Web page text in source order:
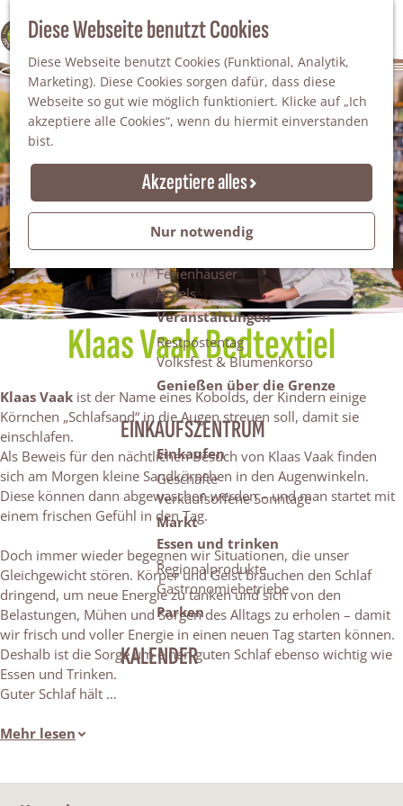
Diese Webseite benutzt Cookies
Diese Webseite benutzt Cookies (Funktional, Analytik,
Marketing). Diese Cookies sorgen dafür, dass diese
Webseite so gut wie möglich funktioniert. Klicke auf „Ich
akzeptiere alle Cookies“, wenn du hiermit einverstanden
bist.
Akzeptiere alles
Nur notwendig
100% WINTERSWIJK
S
u
c
h
e
n
M
e
n
ü
Da staunt man!
Freiheitsbäume
Natur
Naturgebiete
Nationaler Landschaftspark Winterswijk
Der Steingrube
Gärten & Parks
Übernachten
Campingplätze & Ferienparks
Gruppenunterkünfte
Bed & Breakfasts
Ferienhäuser
Hotels
Veranstaltungen
Restpostentag
Volksfest & Blumenkorso
Genießen über die Grenze
EINKAUFSZENTRUM
Einkaufen
Geschäfte
Verkaufsoffene Sonntage
Markt
Essen und trinken
Regionalprodukte
Gastronomiebetriebe
Parken
KALENDER
Klaas Vaak Bedtextiel
Klaas Vaak ist der Name eines Kobolds, der Kindern einige
Körnchen „Schlafsand“ in die Augen streuen soll, damit sie
einschlafen.
Als Beweis für den nächtlichen Besuch von Klaas Vaak finden
sich am Morgen kleine Sandkörnchen in den Augenwinkeln.
Diese können dann abgewaschen werden – und man startet mit
einem frischen Gefühl in den Tag.
Doch immer wieder begegnen wir Situationen, die unser
Gleichgewicht stören. Körper und Geist brauchen den Schlaf
dringend, um neue Energie zu tanken und sich von den
Belastungen, Mühen und Sorgen des Alltags zu erholen – damit
wir frisch und voller Energie in einen neuen Tag starten können.
Deshalb ist die Sorge um einen guten Schlaf ebenso wichtig wie
Essen und Trinken.
Guter Schlaf hält …
Mehr lesen